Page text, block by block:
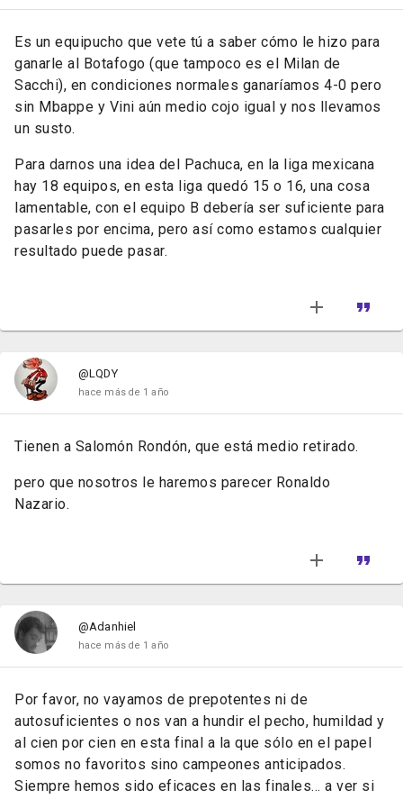
Es un equipucho que vete tú a saber cómo le hizo para
ganarle al Botafogo (que tampoco es el Milan de
Sacchi), en condiciones normales ganaríamos 4-0 pero
sin Mbappe y Vini aún medio cojo igual y nos llevamos
un susto.
Para darnos una idea del Pachuca, en la liga mexicana
hay 18 equipos, en esta liga quedó 15 o 16, una cosa
lamentable, con el equipo B debería ser suficiente para
pasarles por encima, pero así como estamos cualquier
resultado puede pasar.
@LQDY
hace más de 1 año
Tienen a Salomón Rondón, que está medio retirado.
pero que nosotros le haremos parecer Ronaldo
Nazario.
@Adanhiel
hace más de 1 año
Por favor, no vayamos de prepotentes ni de
autosuficientes o nos van a hundir el pecho, humildad y
al cien por cien en esta final a la que sólo en el papel
somos no favoritos sino campeones anticipados.
Siempre hemos sido eficaces en las finales... a ver si